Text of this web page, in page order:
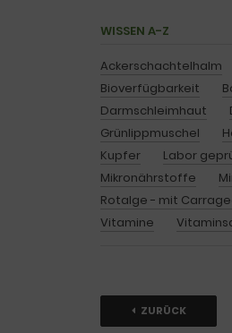
WISSEN A-Z
Ackerschachtelhalm
Bioverfügbarkeit
Darmschleimhaut
Grünlippmuschel
Kupfer
Labor
Mikronährstoffe
Rotalge - mit
Vitamine
ZURÜCK